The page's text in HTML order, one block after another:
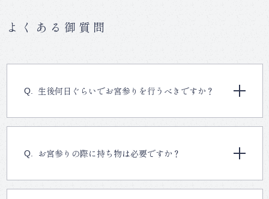
よくある御質問
生後何日ぐらいでお宮参りを行うべきですか？
お宮参りの際に持ち物は必要ですか？